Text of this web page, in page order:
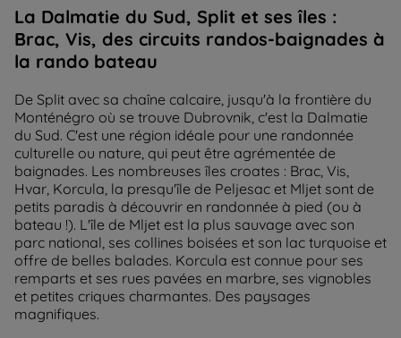
La Dalmatie du Sud, Split et ses îles :
Brac, Vis, des circuits randos-baignades à
la rando bateau
De Split avec sa chaîne calcaire, jusqu'à la frontière du
Monténégro où se trouve Dubrovnik, c'est la Dalmatie
du Sud. C'est une région idéale pour une randonnée
culturelle ou nature, qui peut être agrémentée de
baignades. Les nombreuses îles croates : Brac, Vis,
Hvar, Korcula, la presqu'île de Peljesac et Mljet sont de
petits paradis à découvrir en randonnée à pied (ou à
bateau !). L'île de Mljet est la plus sauvage avec son
parc national, ses collines boisées et son lac turquoise et
offre de belles balades. Korcula est connue pour ses
remparts et ses rues pavées en marbre, ses vignobles
et petites criques charmantes. Des paysages
magnifiques.